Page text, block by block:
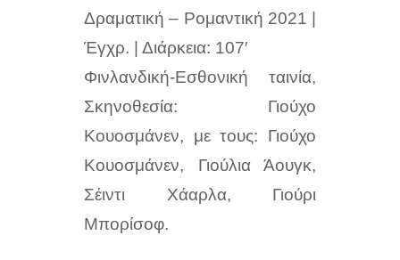
Δραματική – Ρομαντική 2021 |
Έγχρ. | Διάρκεια: 107′
Φινλανδική-Εσθονική ταινία,
Σκηνοθεσία: Γιούχο
Κουοσμάνεν, με τους: Γιούχο
Κουοσμάνεν, Γιούλια Άουγκ,
Σέιντι Χάαρλα, Γιούρι
Μπορίσοφ.